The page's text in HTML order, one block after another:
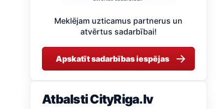
Meklējam uzticamus partnerus un
atvērtus sadarbībai!
Apskatīt sadarbības iespējas →
Atbalsti CityRiga.lv